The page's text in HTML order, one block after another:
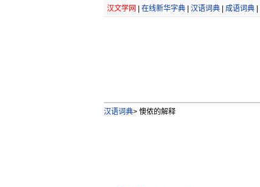
汉文学网 在线新华字典| 汉语词典| 成语词典|
汉语词典>懊侬的解释